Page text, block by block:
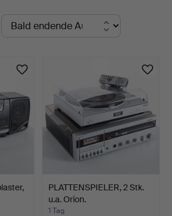
PLATTENSPIELER, 2 Stk.
u.a. Orion.
1 Tag